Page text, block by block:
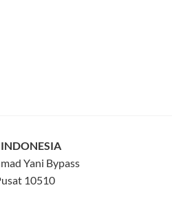
Yani Bypass
10510